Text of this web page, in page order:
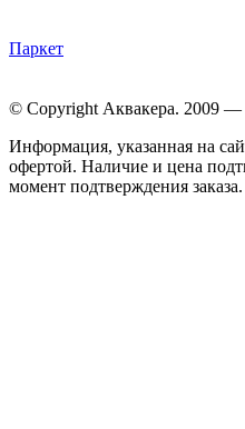
Паркет
© Copyright Аквакера. 2009 —
Информация, указанная на
офертой. Наличие и цена
момент подтверждения заказа.